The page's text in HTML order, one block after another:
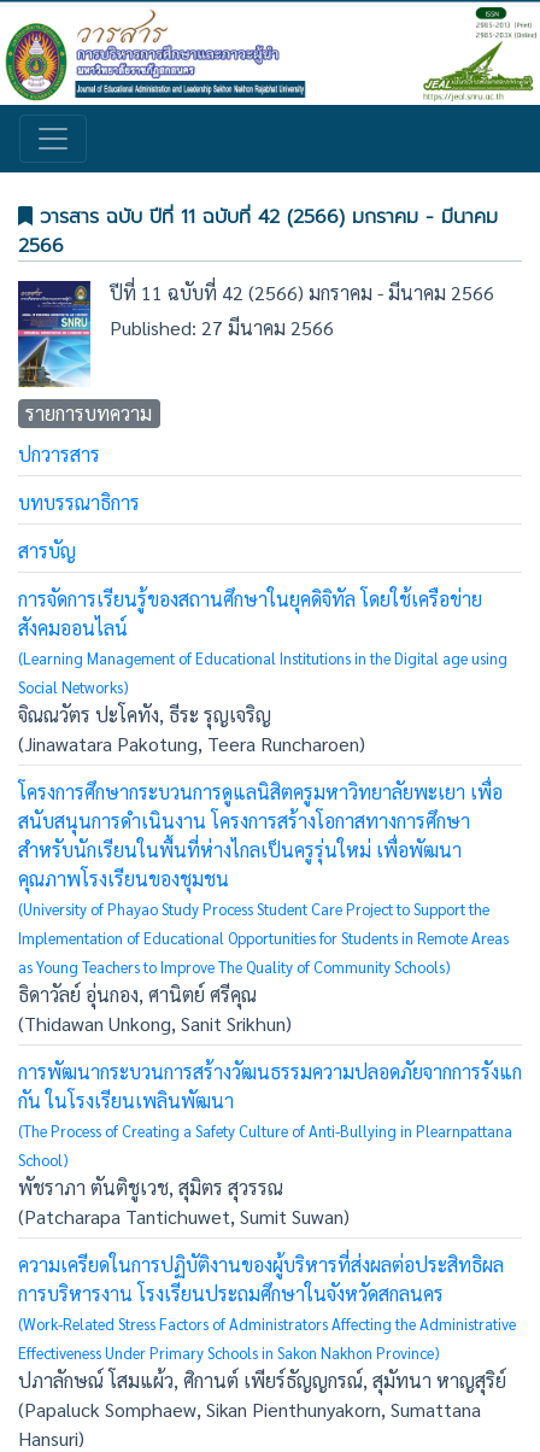
วารสาร ฉบับ ปีที่ 11 ฉบับที่ 42 (2566) มกราคม - มีนาคม
2566
ปีที่ 11 ฉบับที่ 42 (2566) มกราคม - มีนาคม 2566
Published: 27 มีนาคม 2566
รายการบทความ
ปกวารสาร
บทบรรณาธิการ
สารบัญ
การจัดการเรียนรู้ของสถานศึกษาในยุคดิจิทัล โดยใช้เครือข่าย
สังคมออนไลน์
(Learning Management of Educational Institutions in the Digital age using
Social Networks)
จิณณวัตร ปะโคทัง, ธีระ รุญเจริญ
(Jinawatara Pakotung, Teera Runcharoen)
โครงการศึกษากระบวนการดูแลนิสิตครูมหาวิทยาลัยพะเยา เพื่อ
สนับสนุนการดำเนินงาน โครงการสร้างโอกาสทางการศึกษา
สำหรับนักเรียนในพื้นที่ห่างไกลเป็นครูรุ่นใหม่ เพื่อพัฒนา
คุณภาพโรงเรียนของชุมชน
(University of Phayao Study Process Student Care Project to Support the
Implementation of Educational Opportunities for Students in Remote Areas
as Young Teachers to Improve The Quality of Community Schools)
ธิดาวัลย์ อุ่นกอง, ศานิตย์ ศรีคุณ
(Thidawan Unkong, Sanit Srikhun)
การพัฒนากระบวนการสร้างวัฒนธรรมความปลอดภัยจากการรังแก
กัน ในโรงเรียนเพลินพัฒนา
(The Process of Creating a Safety Culture of Anti-Bullying in Plearnpattana
School)
พัชราภา ตันติชูเวช, สุมิตร สุวรรณ
(Patcharapa Tantichuwet, Sumit Suwan)
ความเครียดในการปฏิบัติงานของผู้บริหารที่ส่งผลต่อประสิทธิผล
การบริหารงาน โรงเรียนประถมศึกษาในจังหวัดสกลนคร
(Work-Related Stress Factors of Administrators Affecting the Administrative
Effectiveness Under Primary Schools in Sakon Nakhon Province)
ปภาลักษณ์ โสมแผ้ว, ศิกานต์ เพียร์ธัญญกรณ์, สุมัทนา หาญสุริย์
(Papaluck Somphaew, Sikan Pienthunyakorn, Sumattana
Hansuri)